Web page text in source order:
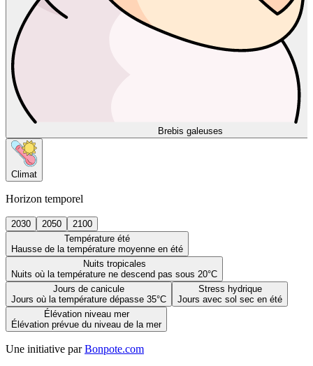
Brebis galeuses
Climat
Horizon temporel
2030 2050
2100
Température été
Hausse de la température moyenne en été
Nuits tropicales
Nuits où la température ne descend pas sous 20°C
Jours de canicule
Jours où la température dépasse 35°C
Stress hydrique
Jours avec sol sec en été
Élévation niveau mer
Élévation prévue du niveau de la mer
Une initiative par Bonpote.com